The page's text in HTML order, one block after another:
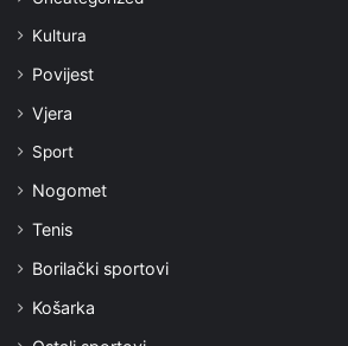
Kultura
Povijest
Vjera
Sport
Nogomet
Tenis
Borilački sportovi
Košarka